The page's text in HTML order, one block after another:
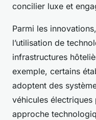
concilier luxe et
Parmi les
l’utilisation de
infrastructures
exemple, certains
adoptent des
véhicules
approche